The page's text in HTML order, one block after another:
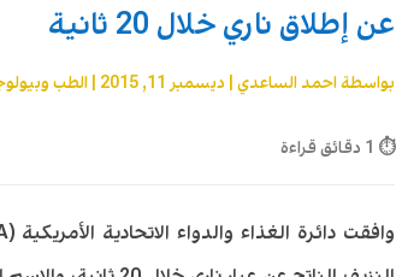
عن إطلاق ناري خلال 20 ثانية
بواسطةاحمد الساعدي | ديسمبر 11, 2015 |الطب
⏱ 1 دقائق قراءة